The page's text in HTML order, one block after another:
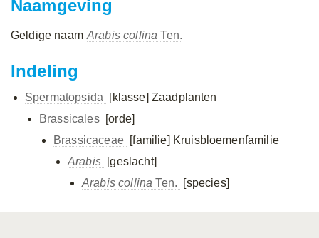
Naamgeving
Geldige naam Arabis collina Ten.
Indeling
Spermatopsida [klasse] Zaadplanten
Brassicales [orde]
Brassicaceae [familie] Kruisbloemenfamilie
Arabis [geslacht]
Arabis collina Ten. [species]